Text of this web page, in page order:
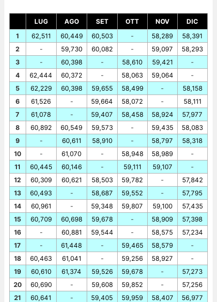
LUG AGO SET OTT NOV
DIC
1
2
3
4
5
6
7
8
9
10
11
12
13
14
15
16
17
18
19
20
21
62,511
-
-
62,444
62,229
61,526
61,078
60,892
-
-
60,445
60,309
60,493
60,961
60,709
-
-
60,463
60,610
60,690
60,641
60,449
59,730
60,398
60,372
60,398
-
-
60,549
60,611
61,070
60,146
60,621
-
-
60,698
60,881
61,448
61,041
61,374
-
-
60,503
60,082
-
-
59,655
59,664
59,407
59,573
58,910
-
-
58,503
58,687
59,348
59,678
59,544
-
-
59,526
59,608
59,405
-
-
58,610
58,063
58,499
58,072
58,458
-
-
58,948
59,111
59,782
59,552
59,807
-
-
59,465
59,256
59,678
59,852
59,959
58,289
59,097
59,421
59,064
-
-
58,924
59,435
58,797
58,989
59,107
-
-
59,100
58,909
58,575
58,579
58,927
-
-
58,407
58,391
58,293
-
-
58,158
58,111
57,977
58,083
58,318
-
-
57,842
57,795
57,435
57,398
57,234
-
-
57,273
57,256
56,977